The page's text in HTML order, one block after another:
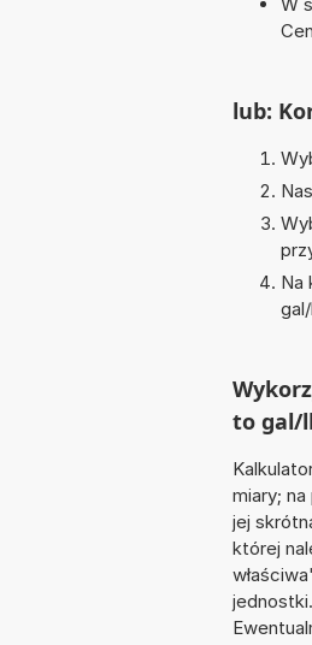
lub:
Na
to gal/
miary;
jej
której